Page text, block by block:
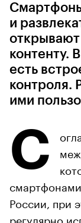
и
контенту.
есть
контроля.
ими
С
смартфонами
России, при
регулярно